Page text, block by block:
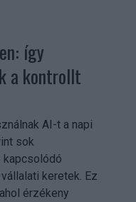
így
a kontrollt
AI-t a napi
sok
kapcsolódó
keretek. Ez
érzékeny